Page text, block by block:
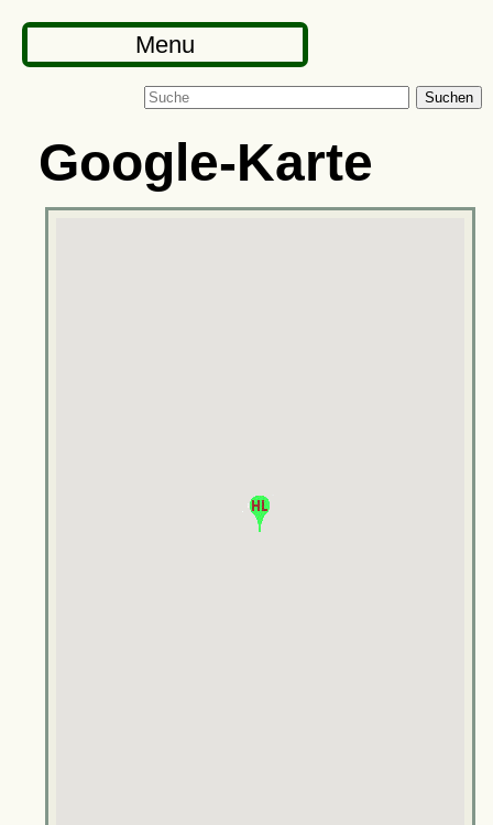
Menu
Suchen
Google-Karte